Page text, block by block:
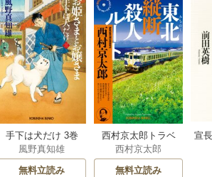
手下は犬だけ 3巻
風野真知雄
無料立読み
西村京太郎トラベ
ルミステリー・セ
レクション 2巻
西村京太郎
無料立読み
宣